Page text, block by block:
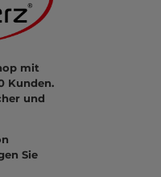
mit
Kunden.
und
Sie